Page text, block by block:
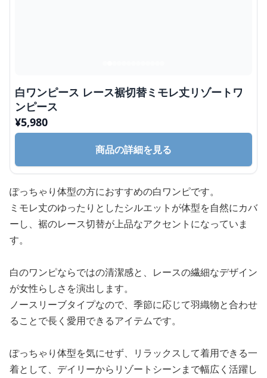
白ワンピース レース裾切替ミモレ丈リゾートワ
ンピース
¥5,980
商品の詳細を見る
ぽっちゃり体型の方におすすめの白ワンピです。
ミモレ丈のゆったりとしたシルエットが体型を自然にカバ
ーし、裾のレース切替が上品なアクセントになっていま
す。
白のワンピならではの清潔感と、レースの繊細なデザイン
が女性らしさを演出します。
ノースリーブタイプなので、季節に応じて羽織物と合わせ
ることで長く愛用できるアイテムです。
ぽっちゃり体型を気にせず、リラックスして着用できる一
着として、デイリーからリゾートシーンまで幅広く活躍し